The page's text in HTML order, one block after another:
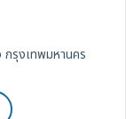
กรุงเทพมหานคร